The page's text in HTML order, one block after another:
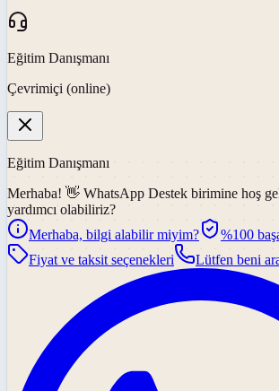
Eğitim Danışmanı
Çevrimiçi (online)
Eğitim Danışmanı
Merhaba! 👋 WhatsApp Destek birimine hoş
yardımcı olabiliriz?
Merhaba, bilgi alabilir miyim?
%100
Fiyat ve taksit seçenekleri
Lütfen beni